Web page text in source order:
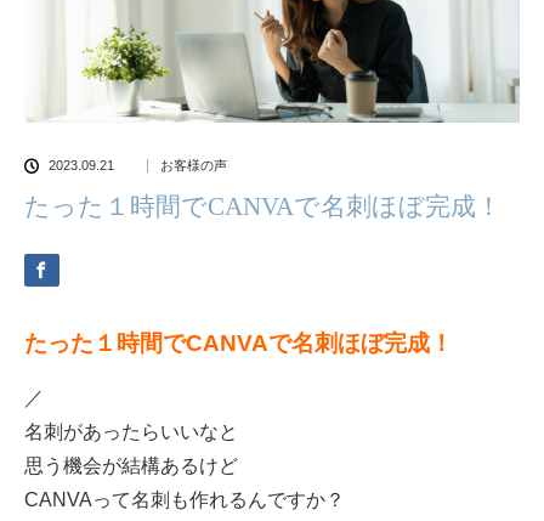
2023.09.21 お客様の声
たった１時間でCANVAで名刺ほぼ完成！
たった１時間でCANVAで名刺ほぼ完成！
／
名刺があったらいいなと
思う機会が結構あるけど
CANVAって名刺も作れるんですか？